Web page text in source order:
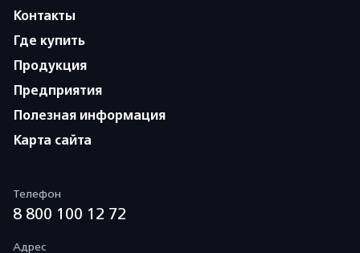
Контакты
Где купить
Продукция
Предприятия
Полезная информация
Карта сайта
Телефон
8 800 100 12 72
Адрес